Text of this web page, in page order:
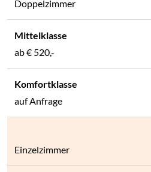
Doppelzimmer
ab € 520,-
auf Anfrage
Einzelzimmer